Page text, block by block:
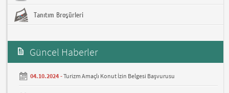
Tanıtım Broşürleri
Güncel Haberler
04.10.2024 -Turizm Amaçlı Konut İzin Belgesi Başvurusu